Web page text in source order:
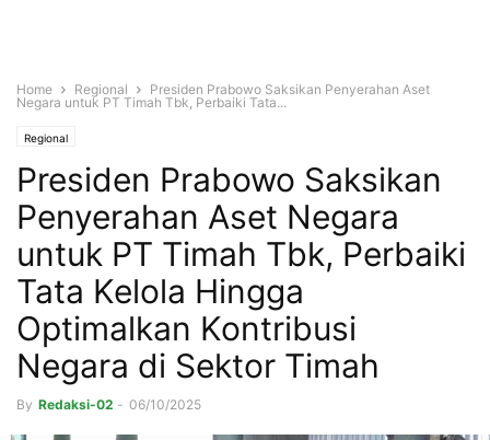
Home Regional
Presiden Prabowo Saksikan Penyerahan Aset
Negara untuk PT Timah Tbk, Perbaiki Tata...
Regional
Presiden Prabowo Saksikan
Penyerahan Aset Negara
untuk PT Timah Tbk, Perbaiki
Tata Kelola Hingga
Optimalkan Kontribusi
Negara di Sektor Timah
By Redaksi-02 - 06/10/2025